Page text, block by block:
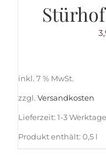
inkl. 7 % MwSt.
zzgl. Versandkosten
Lieferzeit: 1-3 Werktage
Produkt enthält: 0,5 l